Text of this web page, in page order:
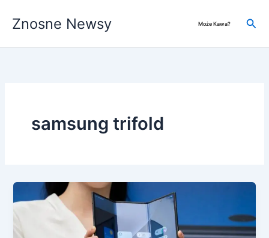
Znosne Newsy Może Kawa?
samsung trifold